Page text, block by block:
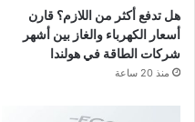
هل تدفع أكثر من اللازم؟ قارن
أسعار الكهرباء والغاز بين أشهر
شركات الطاقة في هولندا
منذ 20 ساعة